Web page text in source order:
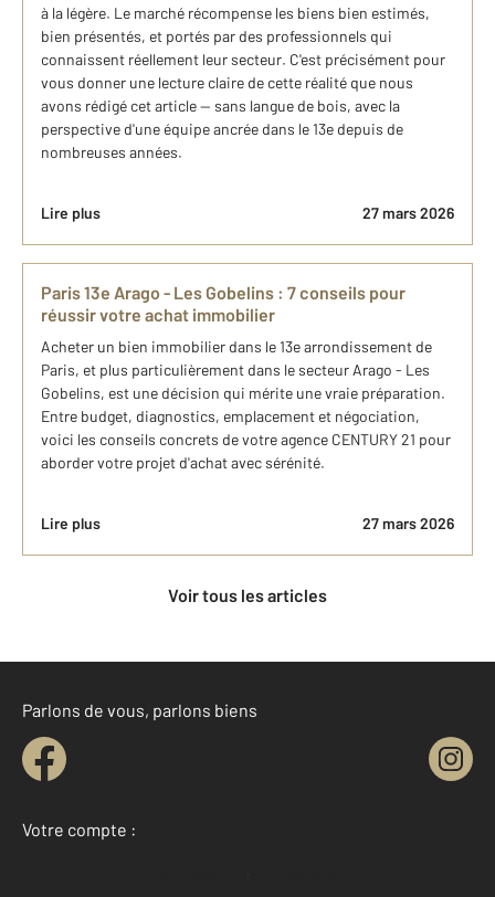
à la légère. Le marché récompense les biens bien estimés,
bien présentés, et portés par des professionnels qui
connaissent réellement leur secteur. C'est précisément pour
vous donner une lecture claire de cette réalité que nous
avons rédigé cet article — sans langue de bois, avec la
perspective d'une équipe ancrée dans le 13e depuis de
nombreuses années.
Lire plus 27 mars 2026
Paris 13e Arago - Les Gobelins : 7 conseils pour
réussir votre achat immobilier
Acheter un bien immobilier dans le 13e arrondissement de
Paris, et plus particulièrement dans le secteur Arago - Les
Gobelins, est une décision qui mérite une vraie préparation.
Entre budget, diagnostics, emplacement et négociation,
voici les conseils concrets de votre agence CENTURY 21 pour
aborder votre projet d'achat avec sérénité.
Lire plus 27 mars 2026
Voir tous les articles
Parlons de vous, parlons biens
Votre compte :
Accéder à mon compte